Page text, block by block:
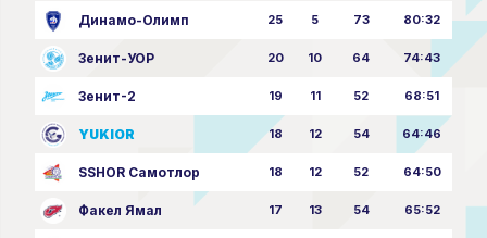
Динамо-Олимп 25 5 73 80:32
Зенит-УОР 20 10 64 74:43
Зенит-2 19 11 52 68:51
YUKIOR 18 12 54 64:46
SSHOR Самотлор 18 12 52 64:50
Факел Ямал 17 13 54 65:52